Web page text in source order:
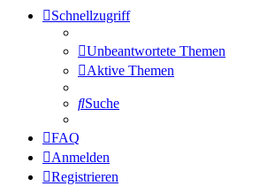
Schnellzugriff
Unbeantwortete Themen
Aktive Themen
Suche
FAQ
Anmelden
Registrieren